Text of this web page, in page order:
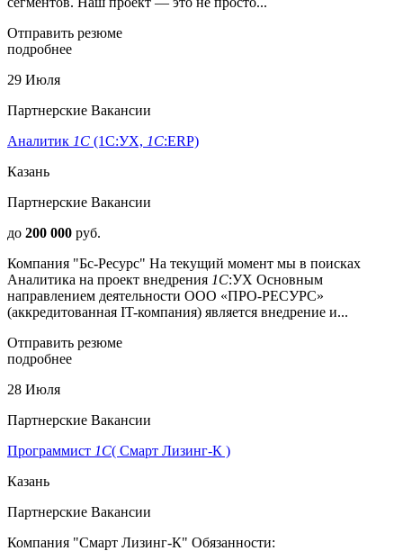
Отправить резюме
подробнее
29 Июля
Партнерские Вакансии
Аналитик 1С (1С:УХ, 1С:ERP)
Казань
Партнерские Вакансии
до 200 000 руб.
Компания "Бс-Ресурс" На текущий момент мы в поисках
Аналитика на проект внедрения 1С:УХ Основным
направлением деятельности ООО «ПРО-РЕСУРС»
(аккредитованная IT-компания) является внедрение и...
Отправить резюме
подробнее
28 Июля
Партнерские Вакансии
Программист 1С( Смарт Лизинг-К )
Казань
Партнерские Вакансии
Компания "Смарт Лизинг-К" Обязанности: